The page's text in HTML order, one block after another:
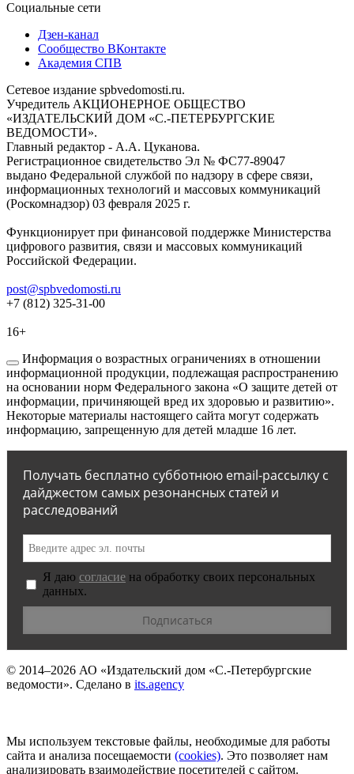
Социальные сети
Дзен-канал
Сообщество ВКонтакте
Академия СПВ
Сетевое издание spbvedomosti.ru.
Учредитель АКЦИОНЕРНОЕ ОБЩЕСТВО
«ИЗДАТЕЛЬСКИЙ ДОМ «С.-ПЕТЕРБУРГСКИЕ
ВЕДОМОСТИ».
Главный редактор - А.А. Цуканова.
Регистрационное свидетельство Эл № ФС77-89047
выдано Федеральной службой по надзору в сфере связи,
информационных технологий и массовых коммуникаций
(Роскомнадзор) 03 февраля 2025 г.
Функционирует при финансовой поддержке Министерства
цифрового развития, связи и массовых коммуникаций
Российской Федерации.
post@spbvedomosti.ru
+7 (812) 325-31-00
16+
Информация о возрастных ограничениях в отношении
информационной продукции, подлежащая распространению
на основании норм Федерального закона «О защите детей от
информации, причиняющей вред их здоровью и развитию».
Некоторые материалы настоящего сайта могут содержать
информацию, запрещенную для детей младше 16 лет.
Получать бесплатно субботнюю email-рассылку с
дайджестом самых резонансных статей и
расследований
Я даю согласие на обработку своих персональных
данных.
© 2014–2026 АО «Издательский дом «С.-Петербургские
ведомости». Сделано в its.agency
Мы используем текстовые файлы, необходимые для работы
сайта и анализа посещаемости (сookies). Это позволяет нам
анализировать взаимодействие посетителей с сайтом.